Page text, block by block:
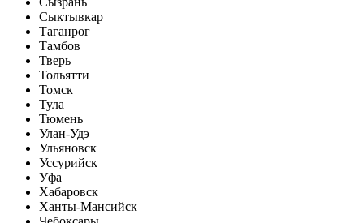
Сыктывкар
Таганрог
Тамбов
Тверь
Тольятти
Томск
Тула
Тюмень
Улан-Удэ
Ульяновск
Уссурийск
Уфа
Хабаровск
Ханты-Мансийск